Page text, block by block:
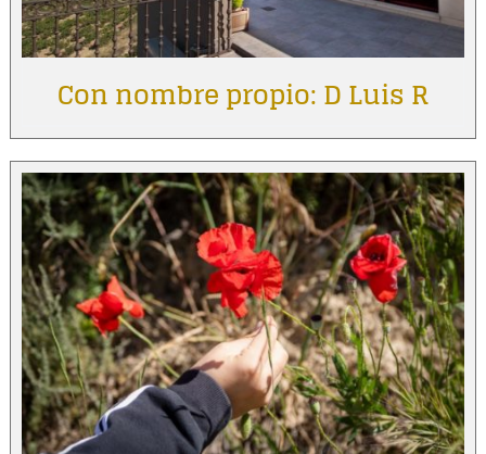
Con nombre propio: D Luis R